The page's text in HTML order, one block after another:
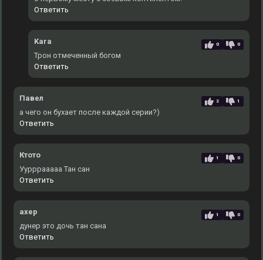
Ответить
Kara 0 0
Трон отмеченный богом
Ответить
Павел 2 1
а чего он бухает после каждой серии?)
Ответить
Ктото 1 0
Уурррааааа Тан сан
Ответить
ахер 1 0
дунер это дочь тан сана
Ответить